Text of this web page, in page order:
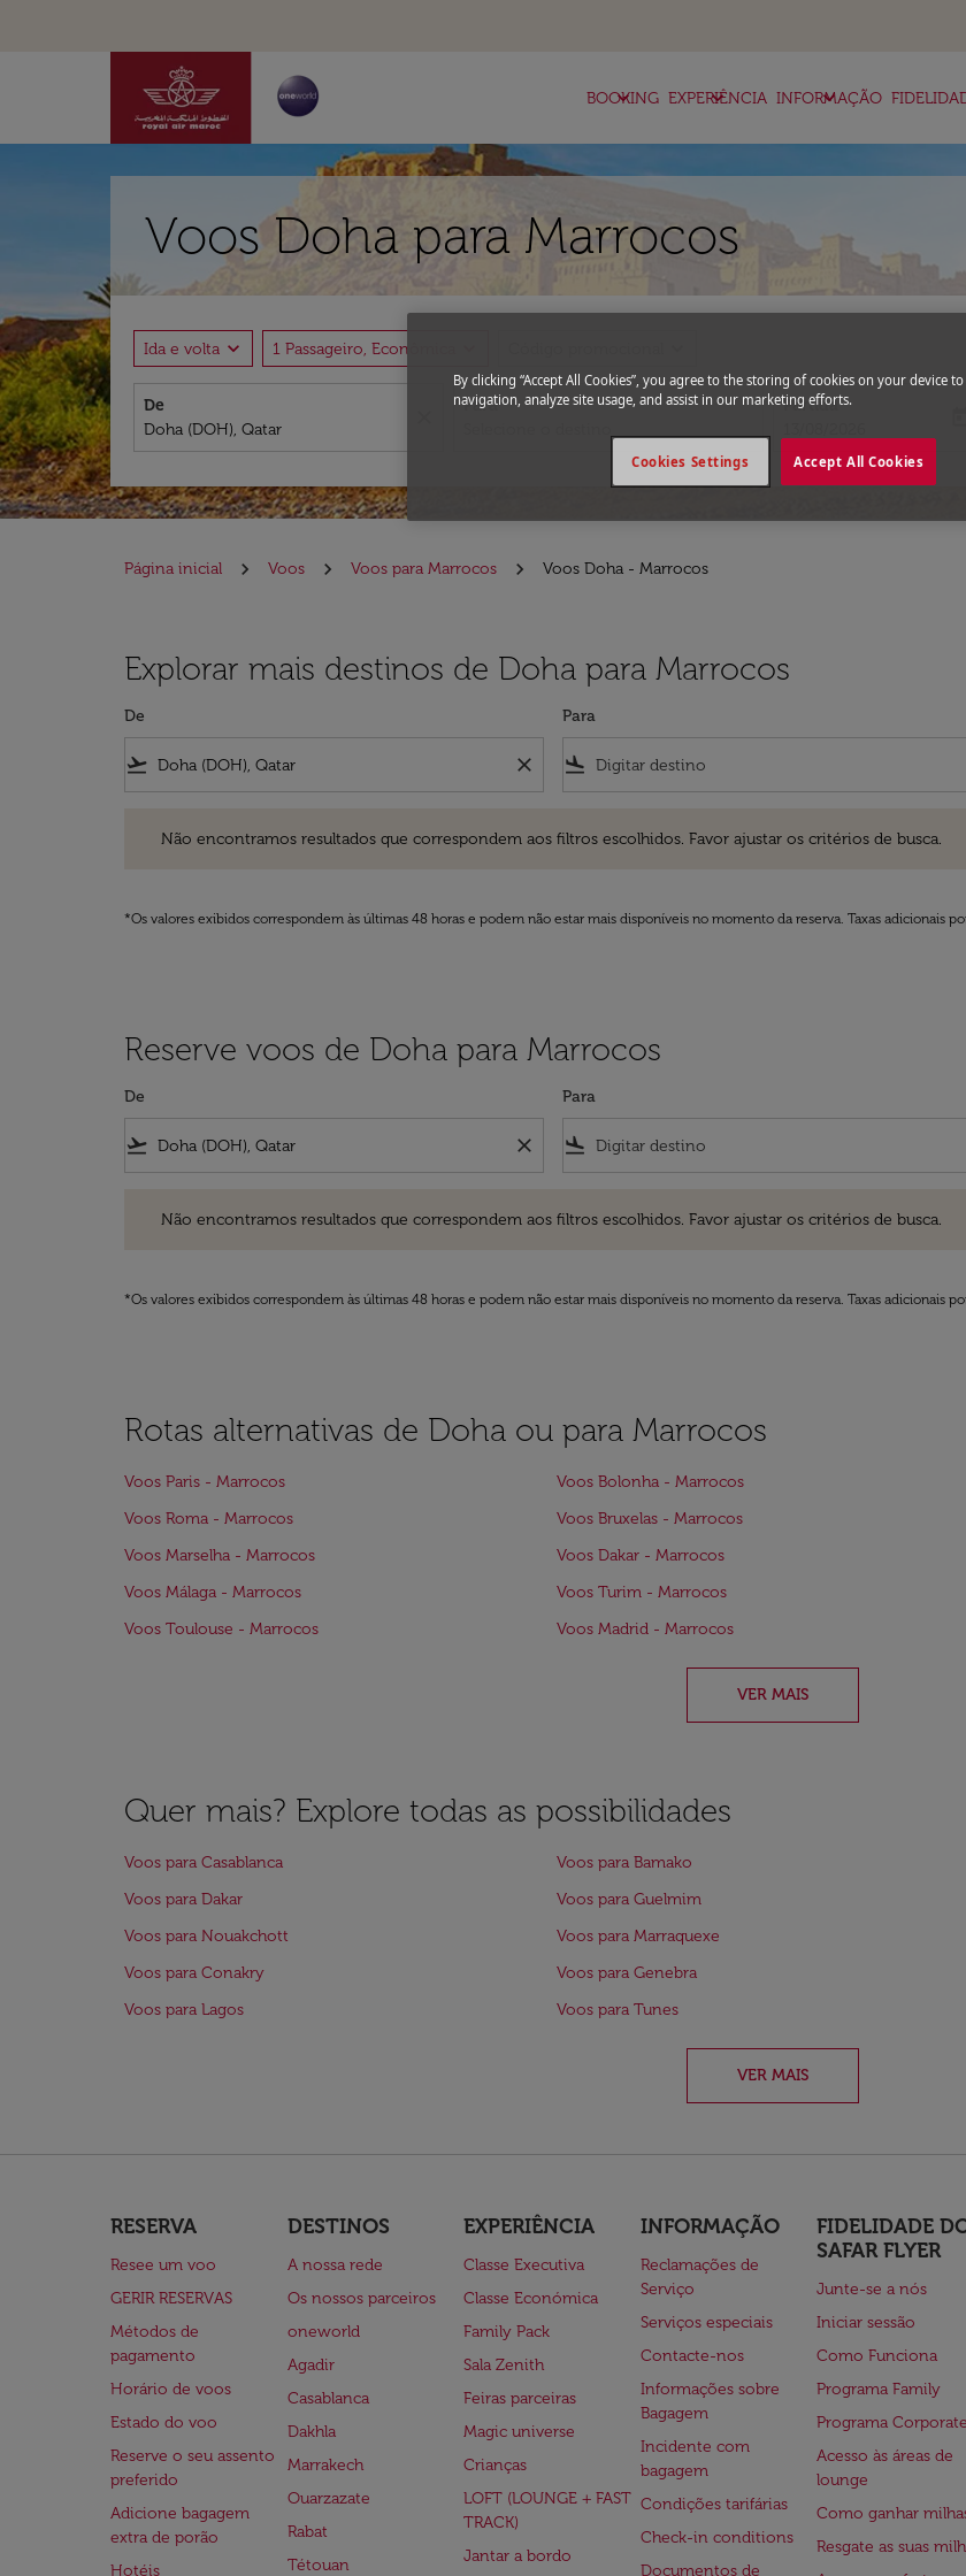
BOOKING
keyboard_arrow_down EXPERIÊNCIA
keyboard_arrow_down INFORMAÇÃO
keyboard_arrow_down
Voos Doha para Marrocos
Ida e volta expand_more 1 Passageiro, Econômica
De Para
Partida
Página inicial Voos Voos para Marrocos Voos Doha - Marrocos
Explorar mais destinos de Doha para Marrocos
De
flight_takeoff close
Para
flight_land
Não encontramos resultados que correspondem aos filtros escolhidos. Favor ajustar os critérios de busca.
*Os valores exibidos correspondem às últimas 48 horas e podem não estar mais disponíveis no momento da reserva. Taxas adicionais
Reserve voos de Doha para Marrocos
De
flight_takeoff close
Para
flight_land
Não encontramos resultados que correspondem aos filtros escolhidos. Favor ajustar os critérios de busca.
*Os valores exibidos correspondem às últimas 48 horas e podem não estar mais disponíveis no momento da reserva. Taxas adicionais
Rotas alternativas de Doha ou para Marrocos
Voos Paris - Marrocos Voos Bolonha - Marrocos
Voos Roma - Marrocos
Voos Bruxelas - Marrocos
Voos Marselha - Marrocos
Voos Dakar - Marrocos
Voos Málaga - Marrocos
Voos Turim - Marrocos
Voos Toulouse - Marrocos
Voos Madrid - Marrocos
VER MAIS
Quer mais? Explore todas as possibilidades
Voos para Casablanca Voos para Bamako
Voos para Dakar
Voos para Guelmim
Voos para Nouakchott
Voos para Marraquexe
Voos para Conakry
Voos para Genebra
Voos para Lagos
Voos para Tunes
VER MAIS
RESERVA
Resee um voo
GERIR RESERVAS
Métodos de
pagamento
Horário de voos
Estado do voo
Reserve o seu assento
preferido
Adicione bagagem
extra de porão
Hotéis
DESTINOS
A nossa rede
Os nossos parceiros
oneworld
Agadir
Casablanca
Dakhla
Marrakech
Ouarzazate
Rabat
Tétouan
EXPERIÊNCIA
Classe Executiva
Classe Económica
Family Pack
Sala Zenith
Feiras parceiras
Magic universe
Crianças
LOFT (LOUNGE + FAST
TRACK)
Jantar a bordo
INFORMAÇÃO
Reclamações de
Serviço
Serviços especiais
Contacte-nos
Informações sobre
Bagagem
Incidente com
bagagem
Condições tarifárias
Check-in conditions
Documentos de
FIDELIDADE
SAFAR FLYER
Junte-se a nós
Iniciar sessão
Como Funciona
Programa Family
Programa Corporate
Acesso às áreas de
lounge
Como ganhar
Resgate as suas
By clicking “Accept All Cookies”, you agree to the storing of cookies on your device
navigation, analyze site usage, and assist in our marketing efforts.
Accept All Cookies
Cookies Settings